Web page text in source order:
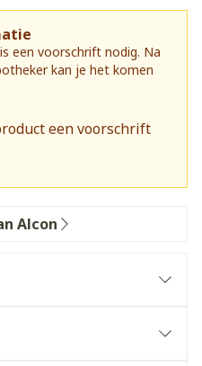
een voorschrift nodig. Na
kan je het komen
een voorschrift
Alcon